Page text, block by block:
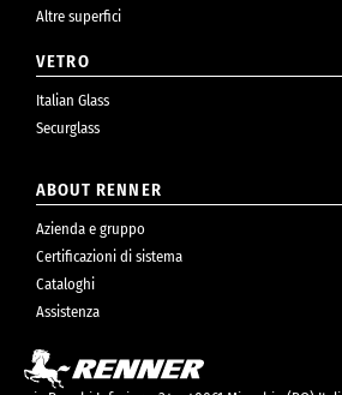
Altre superfici
VETRO
Italian Glass
Securglass
ABOUT RENNER
Azienda e gruppo
Certificazioni di sistema
Cataloghi
Assistenza